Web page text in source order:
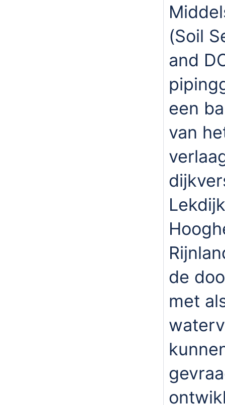
(Soil
and
een
van
de
met